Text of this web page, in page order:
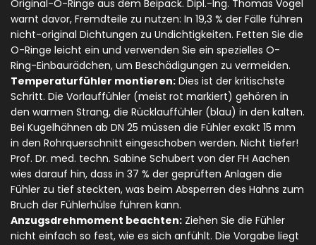
Original-O-Ringe aus dem Beipack. Dipl.-Ing. Thomas Vogel
warnt davor, Fremdteile zu nutzen: In 19,3 % der Fälle führen
nicht-original Dichtungen zu Undichtigkeiten. Fetten Sie die
O-Ringe leicht ein und verwenden Sie ein spezielles O-
Ring-Einbaurädchen, um Beschädigungen zu vermeiden.
Temperaturfühler montieren: Dies ist der kritischste
Schritt. Die Vorlauffühler (meist rot markiert) gehören in
den warmen Strang, die Rücklauffühler (blau) in den kalten.
Bei Kugelhähnen ab DN 25 müssen die Fühler exakt 15 mm
in den Rohrquerschnitt eingeschoben werden. Nicht tiefer!
Prof. Dr. med. techn. Sabine Schubert von der FH Aachen
wies darauf hin, dass in 37 % der geprüften Anlagen die
Fühler zu tief steckten, was beim Absperren des Hahns zum
Bruch der Fühlerhülse führen kann.
Anzugsdrehmoment beachten: Ziehen Sie die Fühler
nicht einfach so fest, wie es sich anfühlt. Die Vorgabe liegt